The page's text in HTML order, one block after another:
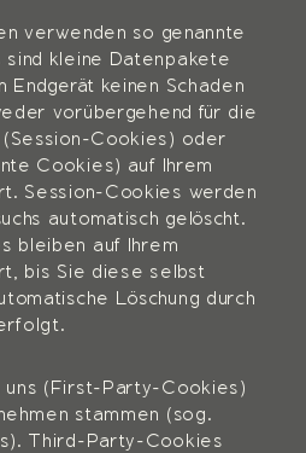
verwenden so genannte
sind kleine Datenpakete
Endgerät keinen Schaden
vorübergehend für die
(Session-Cookies) oder
Cookies) auf Ihrem
Session-Cookies werden
automatisch gelöscht.
bleiben auf Ihrem
bis Sie diese selbst
Löschung durch
uns (First-Party-Cookies)
stammen (sog.
Third-Party-Cookies